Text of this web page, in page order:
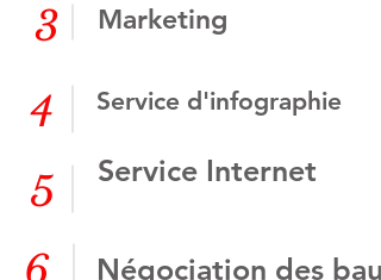
3 Marketing
4 Service d'infographie
5 Service Internet
Négociation des baux